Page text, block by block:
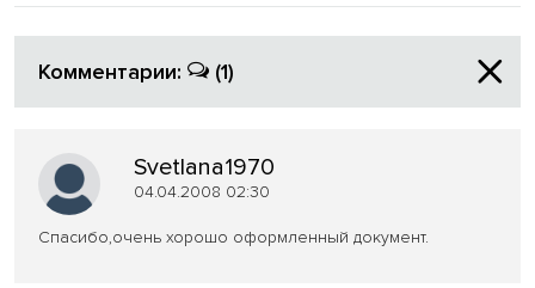
Комментарии: (1)
Svetlana1970
04.04.2008 02:30
Спасибо,очень хорошо оформленный документ.